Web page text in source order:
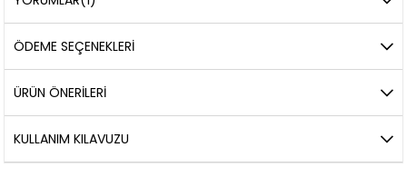
ÖDEME SEÇENEKLERI
ÜRÜN ÖNERILERI
KULLANIM KILAVUZU